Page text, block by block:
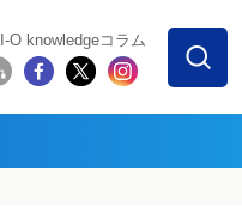
I-O knowledgeコラム